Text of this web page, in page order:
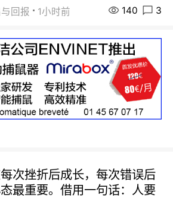
回报 1小时前 140 3
次挫折后成长，每次错误后
最重要。借用一句话：人要